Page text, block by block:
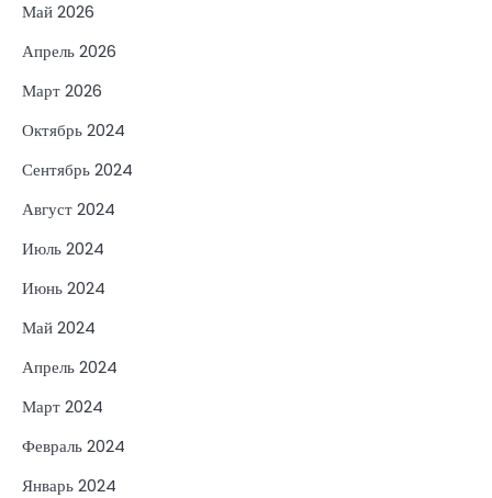
Май 2026
Апрель 2026
Март 2026
Октябрь 2024
Сентябрь 2024
Август 2024
Июль 2024
Июнь 2024
Май 2024
Апрель 2024
Март 2024
Февраль 2024
Январь 2024